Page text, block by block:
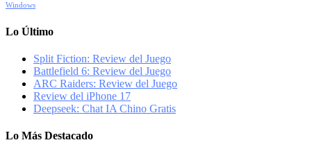
Windows
Lo Último
Split Fiction: Review del Juego
Battlefield 6: Review del Juego
ARC Raiders: Review del Juego
Review del iPhone 17
Deepseek: Chat IA Chino Gratis
Lo Más Destacado